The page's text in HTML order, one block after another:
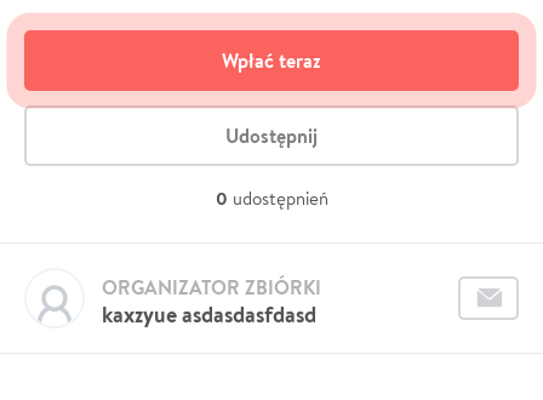
Wpłać teraz
Udostępnij
0 udostępnień
kaxzyue asdasdasfdasd
ORGANIZATOR ZBIÓRKI